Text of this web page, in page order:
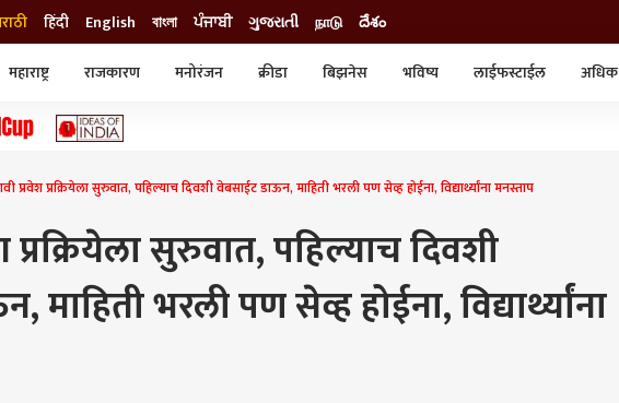
हिंदी English বাংলা ਪੰਜਾਬੀ ગુજરાતી நாடு దేశం
महाराष्ट्र राजकारण मनोरंजन क्रीडा बिझनेस भविष्य लाईफस्टाईल
अधिक
प्रवेश प्रक्रियेला सुरुवात, पहिल्याच दिवशी वेबसाईट डाऊन, माहिती भरली पण सेव्ह होईना, विद्यार्थ्यांना मनस्ताप
प्रक्रियेला सुरुवात, पहिल्याच दिवशी
माहिती भरली पण सेव्ह होईना, विद्यार्थ्यांना